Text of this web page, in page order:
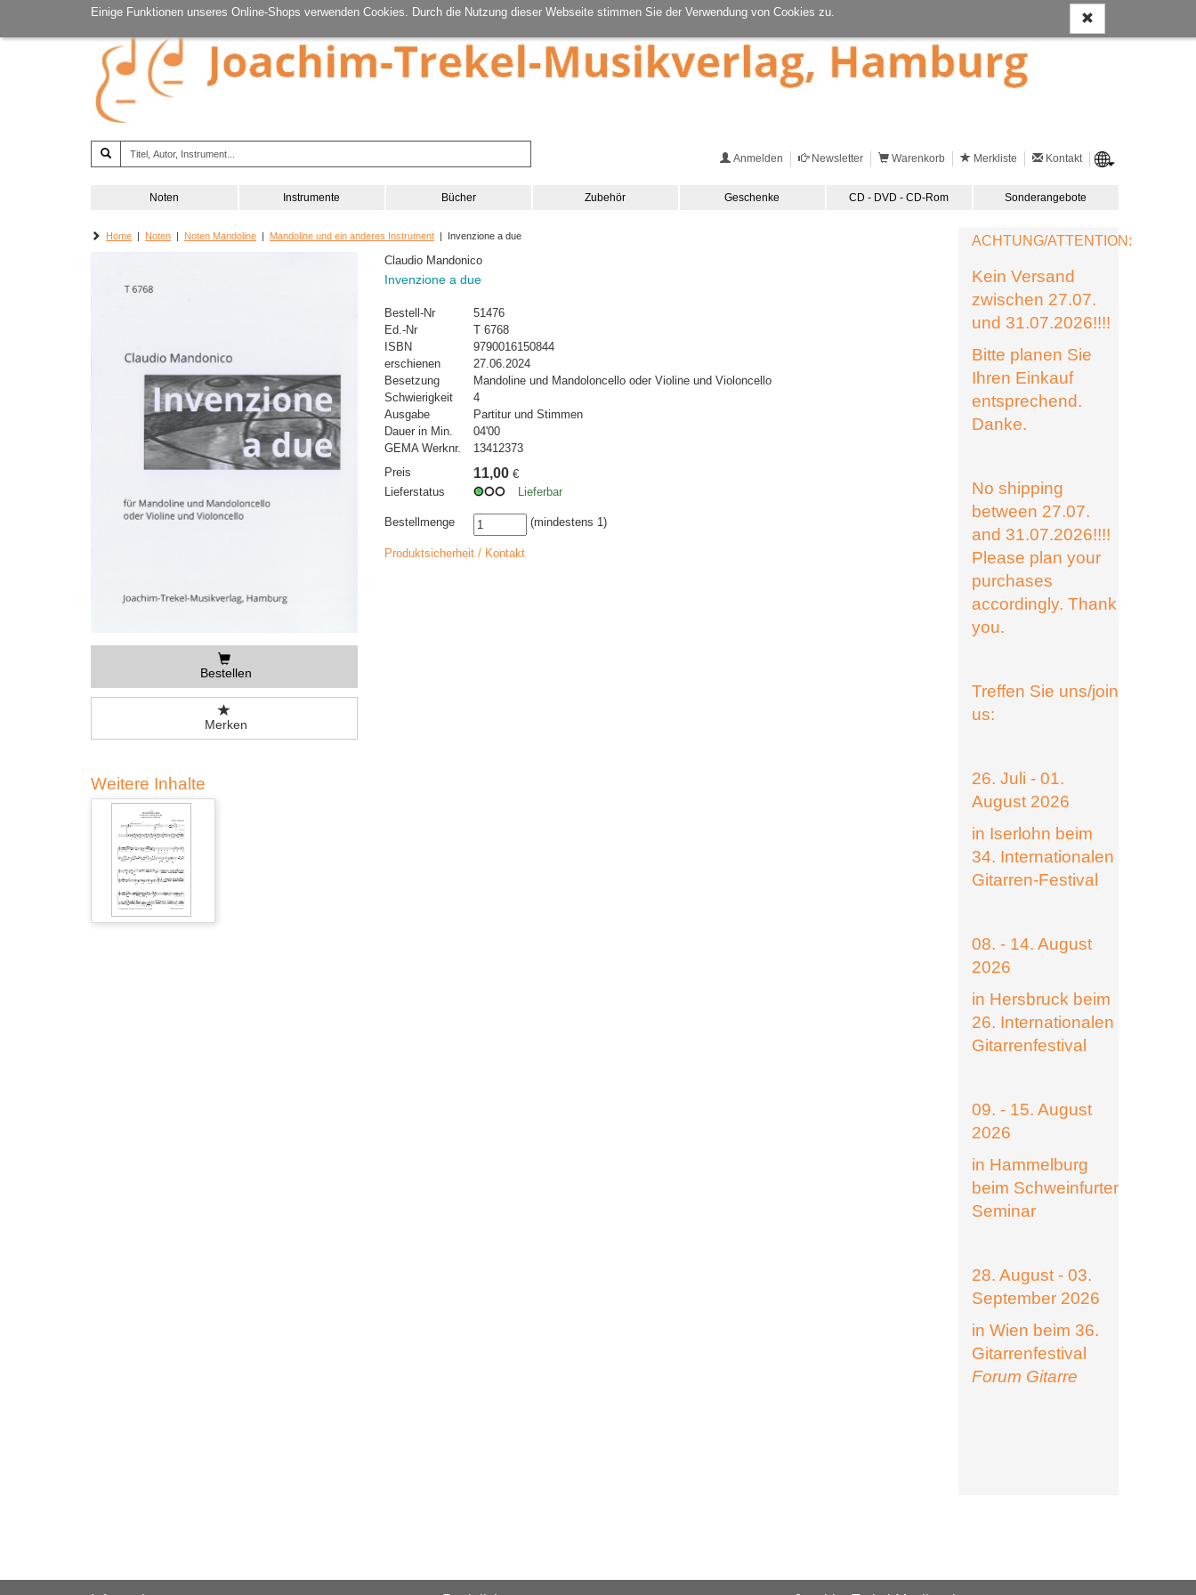
Einige Funktionen unseres Online-Shops verwenden Cookies. Durch die Nutzung dieser Webseite stimmen Sie der Verwendung von Cookies zu.
Anmelden Newsletter Warenkorb Merkliste Kontakt
Noten Instrumente Bücher Zubehör Geschenke CD - DVD - CD-Rom Sonderangebote
Home | Noten | Noten Mandoline | Mandoline und ein anderes Instrument | Invenzione a due
Bestellen
Merken
Claudio Mandonico
Invenzione a due
Bestell-Nr
51476
Ed.-Nr
T 6768
ISBN
9790016150844
erschienen
27.06.2024
Besetzung
Mandoline und Mandoloncello oder Violine und Violoncello
Schwierigkeit
4
Ausgabe
Partitur und Stimmen
Dauer in Min.
04'00
GEMA Werknr.
13412373
Preis
11,00 €
Lieferstatus
Lieferbar
Bestellmenge (mindestens 1)
Produktsicherheit / Kontakt
Weitere Inhalte
ACHTUNG/ATTENTION:
Kein Versand
zwischen 27.07.
und 31.07.2026!!!!
Bitte planen Sie
Ihren Einkauf
entsprechend.
Danke.
No shipping
between 27.07.
and 31.07.2026!!!!
Please plan your
purchases
accordingly. Thank
you.
Treffen Sie uns/join
us:
26. Juli - 01.
August 2026
in Iserlohn beim
34. Internationalen
Gitarren-Festival
08. - 14. August
2026
in Hersbruck beim
26. Internationalen
Gitarrenfestival
09. - 15. August
2026
in Hammelburg
beim Schweinfurter
Seminar
28. August - 03.
September 2026
in Wien beim 36.
Gitarrenfestival
Forum Gitarre